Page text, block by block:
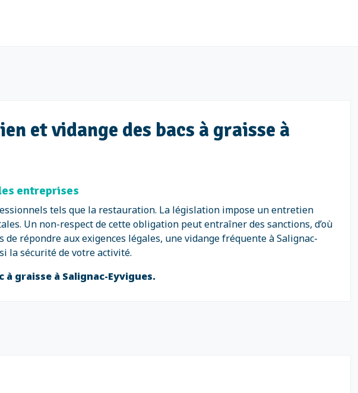
et vidange des bacs à graisse à
entreprises
tels que la restauration. La législation impose un entretien
Un non-respect de cette obligation peut entraîner des sanctions, d’où
répondre aux exigences légales, une vidange fréquente à Salignac-
la sécurité de votre activité.
graisse à Salignac-Eyvigues.